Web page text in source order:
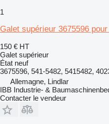
1
Galet supérieur 3675596
150 € HT
Galet supérieur
État neuf
3675596, 541-5482, 5415482,
Allemagne, Lindlar
IBB Industrie- &
Contacter le vendeur